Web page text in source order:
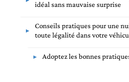
idéal sans mauvaise surprise
Conseils pratiques pour une
toute légalité dans votre
Adoptez les bonnes